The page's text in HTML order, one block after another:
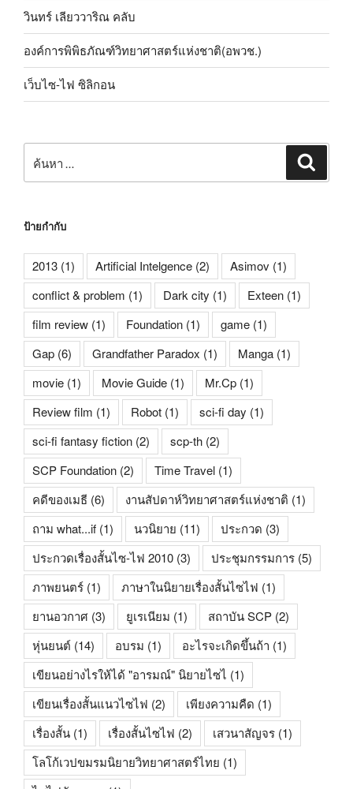
วินทร์ เลียววาริณ คลับ
องค์การพิพิธภัณฑ์วิทยาศาสตร์แห่งชาติ(อพวช.)
เว็บไซ-ไฟ ซิลิกอน
ป้ายกำกับ
2013 (1) Artificial Intelgence (2) Asimov (1)
conflict & problem (1) Dark city (1) Exteen (1)
film review (1) Foundation (1) game (1)
Gap (6) Grandfather Paradox (1) Manga (1)
movie (1) Movie Guide (1) Mr.Cp (1)
Review film (1) Robot (1) sci-fi day (1)
sci-fi fantasy fiction (2) scp-th (2)
SCP Foundation (2) Time Travel (1)
คดีของเมธี (6) งานสัปดาห์วิทยาศาสตร์แห่งชาติ (1)
ถาม what...if (1) นวนิยาย (11) ประกวด (3)
ประกวดเรื่องสั้นไซ-ไฟ 2010 (3) ประชุมกรรมการ (5)
ภาพยนตร์ (1) ภาษาในนิยายเรื่องสั้นไซไฟ (1)
ยานอวกาศ (3) ยูเรเนียม (1) สถาบัน SCP (2)
หุ่นยนต์ (14) อบรม (1) อะไรจะเกิดขึ้นถ้า (1)
เขียนอย่างไรให้ได้ "อารมณ์" นิยายไซไ (1)
เขียนเรื่องสั้นแนวไซไฟ (2) เพียงความคืด (1)
เรื่องสั้น (1) เรื่องสั้นไซไฟ (2) เสวนาสัญจร (1)
โลโก้เวปขมรมนิยายวิทยาศาสตร์ไทย (1)